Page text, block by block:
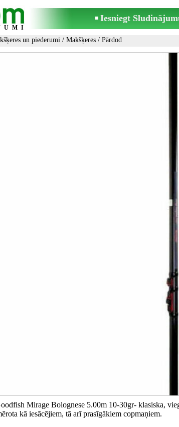
Iesniegt
un piederumi / Makšķeres / Pārdod
Mirage Bolognese 5.00m 10-30gr- klasiska,
kā iesācējiem, tā arī prasīgākiem copmaņiem.